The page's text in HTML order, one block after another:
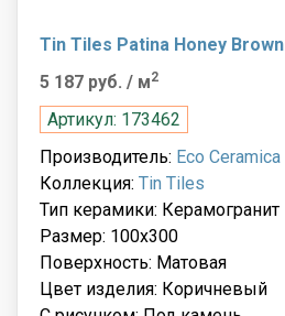
Tin Tiles Patina Honey Brown
5 187 руб. / м2
Артикул: 173462
Производитель: Eco Ceramica
Коллекция: Tin Tiles
Тип керамики: Керамогранит
Размер: 100x300
Поверхность: Матовая
Цвет изделия: Коричневый